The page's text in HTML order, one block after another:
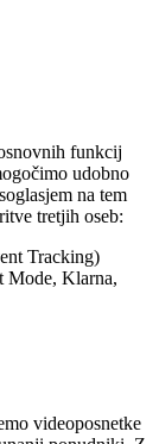
funkcij
udobno
na tem
tretjih oseb:
Tracking)
Mode, Klarna,
videoposnetke